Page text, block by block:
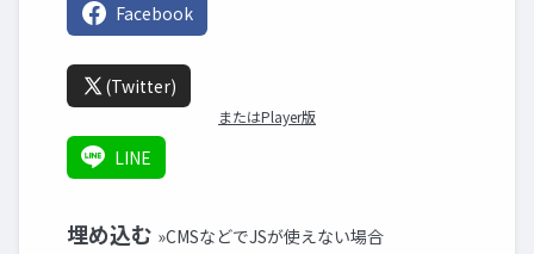
Facebook
(Twitter)
またはPlayer版
LINE
埋め込む »CMSなどでJSが使えない場合